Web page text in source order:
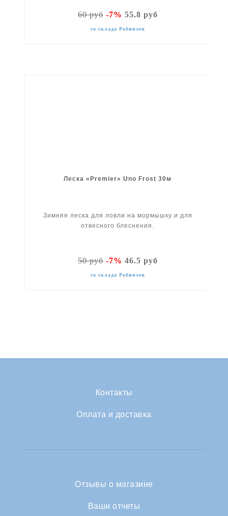
60 руб-7% 55.8 руб
со склада Робинзон
Леска «Premier» Uno Frost 30м
Зимняя леска для ловли на мормышку и для
отвесного блеснения.
50 руб-7% 46.5 руб
со склада Робинзон
Контакты
Оплата и доставка
Отзывы о магазине
Ваши отчеты